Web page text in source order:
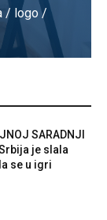
/ logo /
SARADNJI
je slala
se u igri